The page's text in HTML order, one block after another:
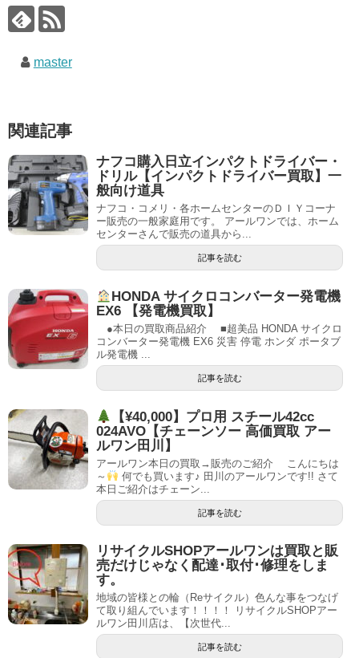
master
関連記事
ナフコ購入日立インパクトドライバー・
ドリル【インパクトドライバー買取】一
般向け道具
ナフコ・コメリ・各ホームセンターのＤＩＹコーナ
ー販売の一般家庭用です。 アールワンでは、ホーム
センターさんで販売の道具から...
記事を読む
HONDA サイクロコンバーター発電機
EX6 【発電機買取】
●本日の買取商品紹介 ■超美品 HONDA サイクロ
コンバーター発電機 EX6 災害 停電 ホンダ ポータブ
ル発電機 ...
記事を読む
【¥40,000】プロ用 スチール42cc
024AVO【チェーンソー 高価買取 アー
ルワン田川】
アールワン本日の買取→販売のご紹介 こんにちは
～
何でも買います♪ 田川のアールワンです!! さて
本日ご紹介はチェーン...
記事を読む
リサイクルSHOPアールワンは買取と販
売だけじゃなく配達･取付･修理をしま
す。
地域の皆様との輪（Reサイクル）色んな事をつなげ
て取り組んでいます！！！！ リサイクルSHOPアー
ルワン田川店は、【次世代...
記事を読む